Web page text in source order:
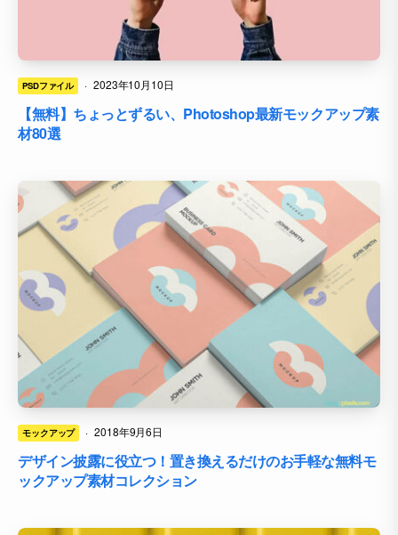
PSDファイル · 2023年10月10日
【無料】ちょっとずるい、Photoshop最新モックアップ素
材80選
モックアップ · 2018年9月6日
デザイン披露に役立つ！置き換えるだけのお手軽な無料モ
ックアップ素材コレクション